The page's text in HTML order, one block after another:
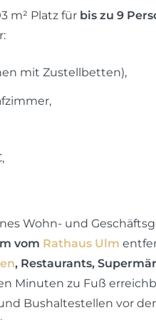
m² Platz für bis zu 9
mit Zustellbetten),
Wohn- und
vom Rathaus Ulm
, Restaurants,
Minuten zu Fuß
Bushaltestellen vor